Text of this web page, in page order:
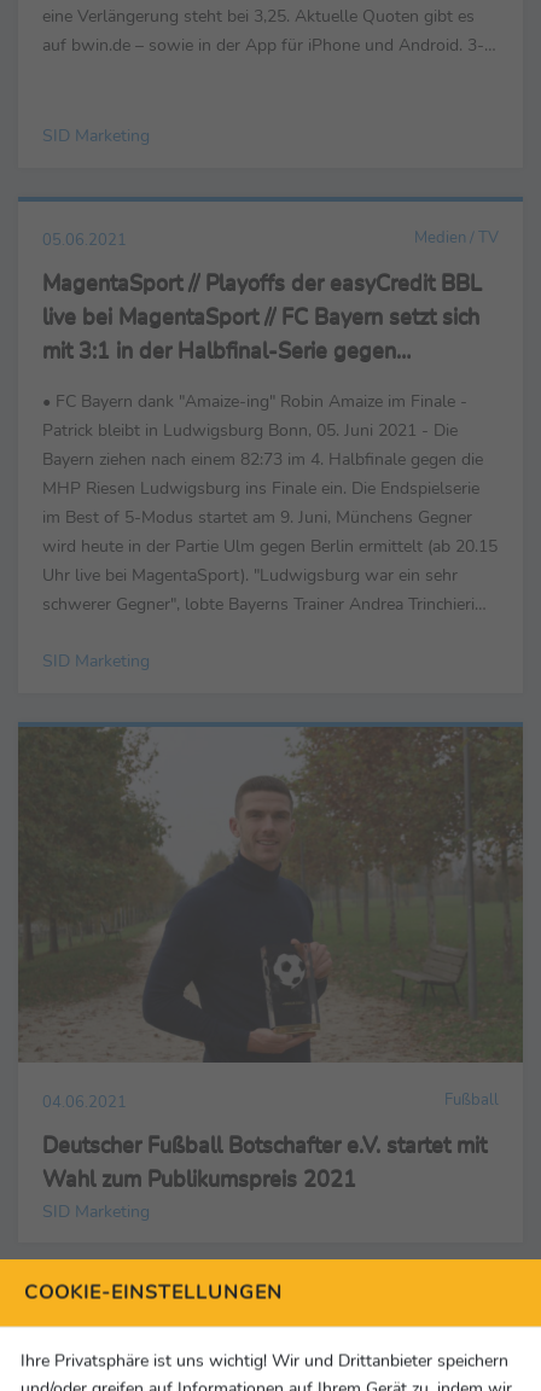
eine Verlängerung steht bei 3,25. Aktuelle Quoten gibt es
auf bwin.de – sowie in der App für iPhone und Android. 3-
SID Marketing
05.06.2021 Medien / TV
MagentaSport // Playoffs der easyCredit BBL
live bei MagentaSport // FC Bayern setzt sich
mit 3:1 in der Halbfinal-Serie gegen
• FC Bayern dank "Amaize-ing" Robin Amaize im Finale -
Patrick bleibt in Ludwigsburg Bonn, 05. Juni 2021 - Die
Bayern ziehen nach einem 82:73 im 4. Halbfinale gegen die
MHP Riesen Ludwigsburg ins Finale ein. Die Endspielserie
im Best of 5-Modus startet am 9. Juni, Münchens Gegner
wird heute in der Partie Ulm gegen Berlin ermittelt (ab 20.15
Uhr live bei MagentaSport). "Ludwigsburg war ein sehr
schwerer Gegner", lobte Bayerns Trainer Andrea Trinchieri
SID Marketing
04.06.2021 Fußball
Deutscher Fußball Botschafter e.V. startet mit
Wahl zum Publikumspreis 2021
SID Marketing
DHB-Pokal // Lemgo-Trainer Kehrmann zum
COOKIE-EINSTELLUNGEN
Ihre Privatsphäre ist uns wichtig! Wir und Drittanbieter speichern